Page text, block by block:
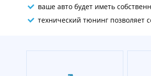
ваше авто будет иметь
технический тюнинг позволяет